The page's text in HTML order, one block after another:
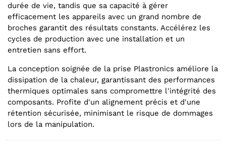
durée de vie, tandis que sa capacité à gérer
efficacement les appareils avec un grand nombre de
broches garantit des résultats constants. Accélérez les
cycles de production avec une installation et un
entretien sans effort.
La conception soignée de la prise Plastronics améliore la
dissipation de la chaleur, garantissant des performances
thermiques optimales sans compromettre l'intégrité des
composants. Profite d'un alignement précis et d'une
rétention sécurisée, minimisant le risque de dommages
lors de la manipulation.